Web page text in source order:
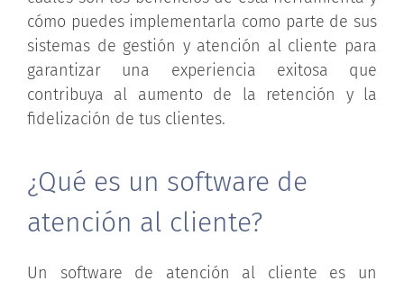
cómo puedes implementarla como parte de sus
sistemas de gestión y atención al cliente para
garantizar una experiencia exitosa que
contribuya al aumento de la retención y la
fidelización de tus clientes.
¿Qué es un software de
atención al cliente?
Un software de atención al cliente es un